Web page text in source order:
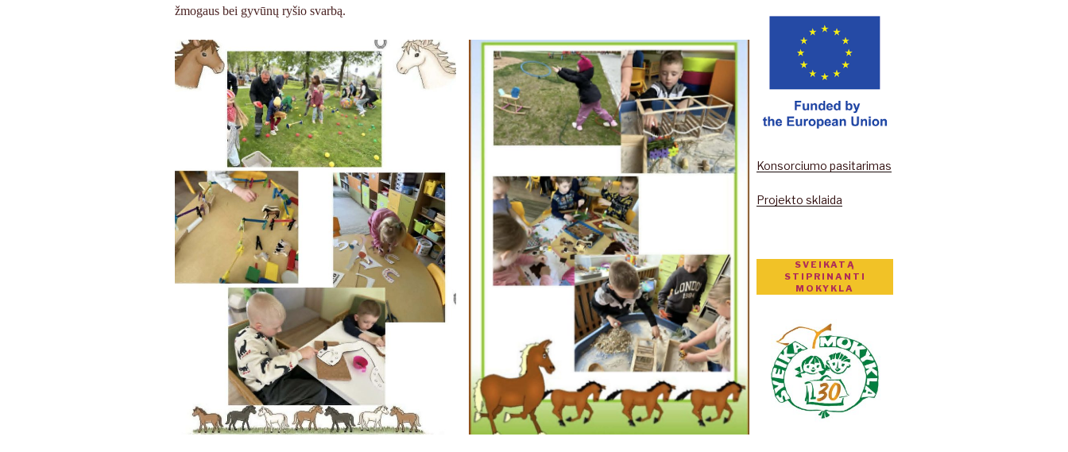
žmogaus bei gyvūnų ryšio svarbą.
Konsorciumo pasitarimas
Projekto sklaida
SVEIKATĄ
STIPRINANTI
MOKYKLA